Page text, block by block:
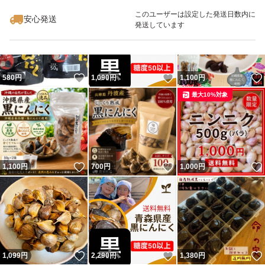
安心発送
このユーザーは設定した発送日数内に
発送しています
580円 いいね！
1,090円 いいね！
1,100円
1,100 円 いいね！
700円 いいね！
1,000円
最大10%対象
1,099円 いいね！
2,290円 いいね！
1,380円